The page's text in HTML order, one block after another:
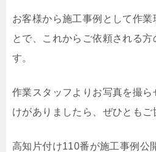
お客様から施工事例として作業
とで、これからご依頼される方
す。
作業スタッフよりお写真を撮
けがありましたら、ぜひともご
高知片付け110番が施工事例公